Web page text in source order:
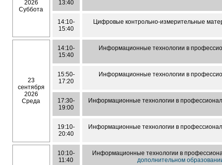
2026
Суббота
13:40
14:10-
15:40
Цифровые контрольно-измерительные
23
сентября
2026
Среда
14:10-
15:40
Информационные технологии в
15:50-
17:20
Информационные технологии в
17:30-
19:00
Информационные технологии в
19:10-
20:40
Информационные технологии в
10:10-
11:40
Информационные технологии в
дополнительном